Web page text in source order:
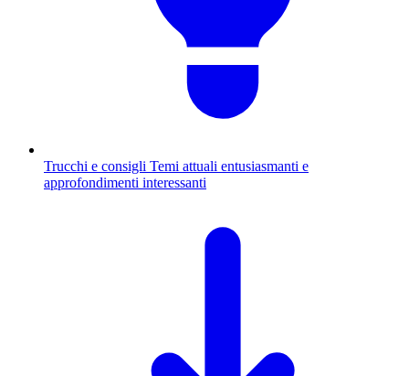
Trucchi e consigli Temi attuali entusiasmanti e
approfondimenti interessanti